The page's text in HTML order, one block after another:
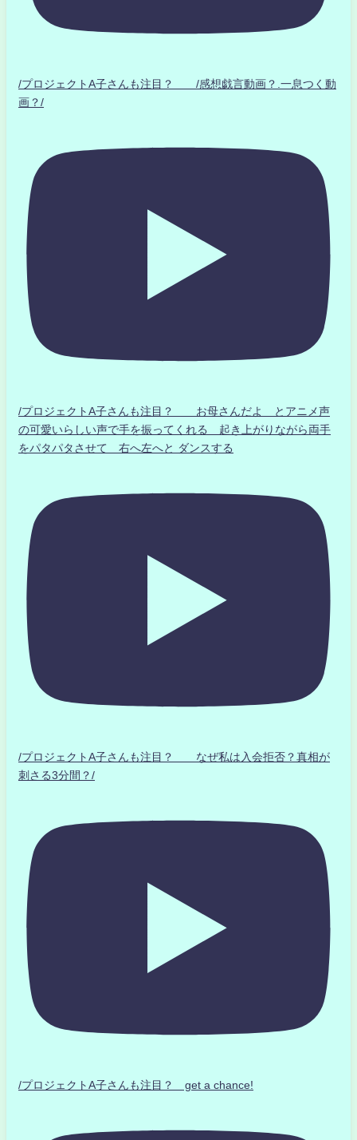
/プロジェクトA子さんも注目？ /感想戯言動画？.一息つく動
画？/
/プロジェクトA子さんも注目？ お母さんだよ とアニメ声
の可愛いらしい声で手を振ってくれる 起き上がりながら両手
をパタパタさせて 右へ左へと ダンスする
/プロジェクトA子さんも注目？ なぜ私は入会拒否？真相が
刺さる3分間？/
/プロジェクトA子さんも注目？ get a chance!